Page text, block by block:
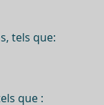
tels que:
que :